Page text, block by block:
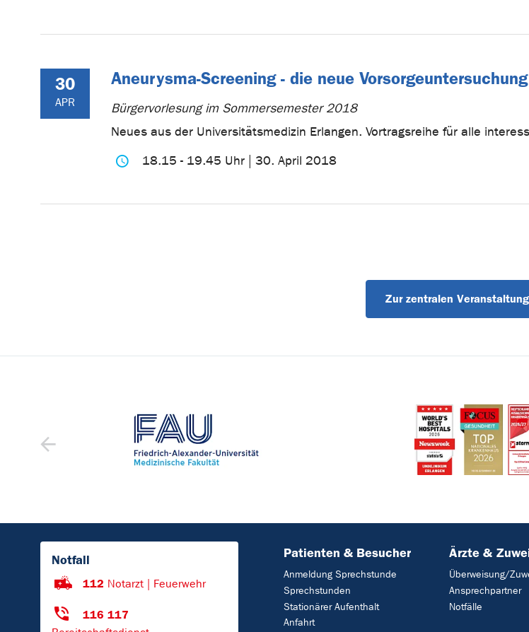
30
APR
Aneurysma-Screening - die neue Vorsorgeuntersuchung
Bürgervorlesung im Sommersemester 2018
Neues aus der Universitätsmedizin Erlangen. Vortragsreihe für alle
18.15 - 19.45 Uhr | 30. April 2018
Zur zentralen
Notfall
112 Notarzt | Feuerwehr
116 117
Patienten & Besucher
Anmeldung Sprechstunde
Sprechstunden
Stationärer Aufenthalt
Anfahrt
Ärzte &
Überweisung/
Ansprechpartner
Notfälle